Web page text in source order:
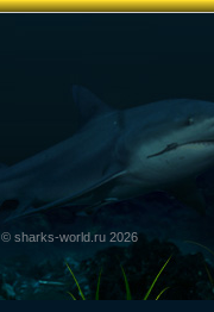
© sharks-world.ru 2026